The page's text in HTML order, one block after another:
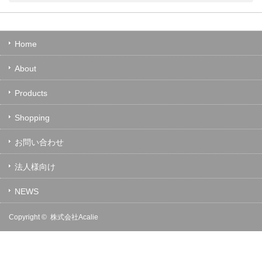
Home
About
Products
Shopping
お問い合わせ
法人様向け
NEWS
Copyright © 株式会社Acalie